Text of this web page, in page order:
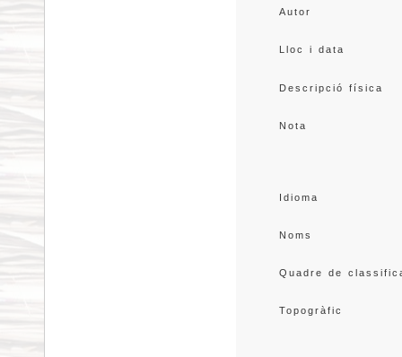
Autor
Lloc i data
Descripció física
Nota
Idioma
Noms
Quadre de
Topogràfic